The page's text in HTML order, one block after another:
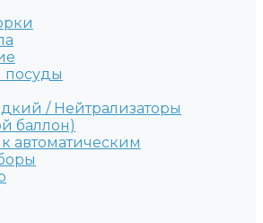
посуды
/ Нейтрализаторы
баллон)
автоматическим